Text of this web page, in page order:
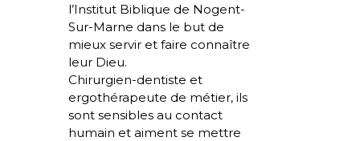
l’Institut Biblique de Nogent-
Sur-Marne dans le but de
mieux servir et faire connaître
leur Dieu.
Chirurgien-dentiste et
ergothérapeute de métier, ils
sont sensibles au contact
humain et aiment se mettre